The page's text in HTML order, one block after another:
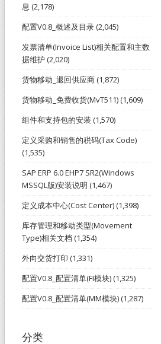
息 (2,178)
配置V0.8_概述及目录(2,045)
发票清单(Invoice List)相关配置和主数
据维护 (2,020)
货物移动_退回供应商(1,872)
货物移动_免费收货(MvT511)(1,609)
组件和支持包的安装 (1,570)
定义采购和销售的税码(Tax Code)
(1,535)
SAP ERP 6.0 EHP7 SR2(Windows
MSSQL版)安装说明 (1,467)
定义成本中心(Cost Center)(1,398)
库存管理和移动类型(Movement
Type)相关文档 (1,354)
外向交货打印 (1,331)
配置V0.8_配置清单(FI模块)(1,325)
配置V0.8_配置清单(MM模块)(1,287)
分类